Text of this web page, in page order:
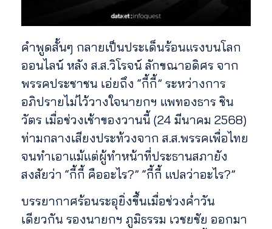
คำพูดสั้นๆ กลายเป็นประเด็นร้อนแรงบนโลก
ออนไลน์ หลัง ส.ส.วิโรจน์ ลักขณาอดิศร จาก
พรรคประชาชน เอ่ยถึง “กี้กี้” ระหว่างการ
อภิปรายไม่ไว้วางใจนายกฯ แพทองธาร ชิน
วัตร เมื่อช่วงเช้าของวานนี้ (24 มีนาคม 2568)
ท่ามกลางเสียงประท้วงจาก ส.ส.พรรคเพื่อไทย
จนทำเอาแม้แต่ผู้ทำหน้าที่ประธานสภายัง
สงสัยว่า “กี้กี้ คืออะไร?” “กี้กี้ แปลว่าอะไร?”
บรรยากาศร้อนระอุยิ่งขึ้นเมื่อช่วงค่ำวัน
เดียวกัน รองนายกฯ ภูมิธรรม เวชยชัย ออกมา